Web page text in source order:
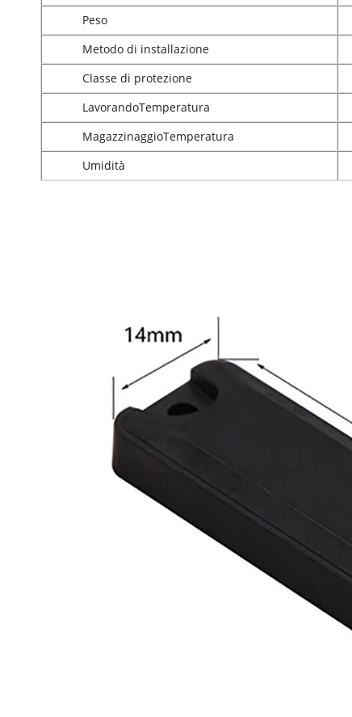
Peso
Metodo di installazione
Classe di protezione
LavorandoTemperatura
MagazzinaggioTemperatura
Umidità